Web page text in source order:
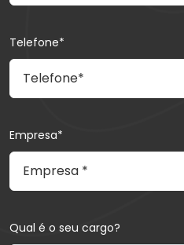
Telefone*
Empresa*
Qual é o seu cargo?